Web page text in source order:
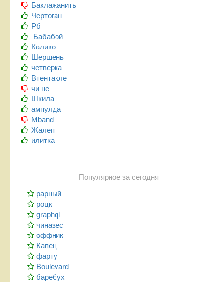
Баклажанить
Чертоган
Рб
Бабабой
Калико
Шершень
четверка
Втентакле
чи не
Шкила
ампулда
Mband
Жалеп
илитка
Популярное за сегодня
рарный
роцк
graphql
чиназес
оффник
Капец
фарту
Boulevard
баребух